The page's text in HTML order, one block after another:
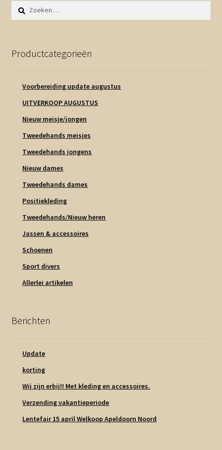
Zoeken
naar:
Productcategorieën
Voorbereiding update augustus
UITVERKOOP AUGUSTUS
Nieuw meisje/jongen
Tweedehands meisjes
Tweedehands jongens
Nieuw dames
Tweedehands dames
Positiekleding
Tweedehands/Nieuw heren
Jassen & accessoires
Schoenen
Sport divers
Allerlei artikelen
Berichten
Update
korting
Wij zijn erbij!! Met kleding en accessoires.
Verzending vakantieperiode
Lentefair 15 april Welkoop Apeldoorn Noord